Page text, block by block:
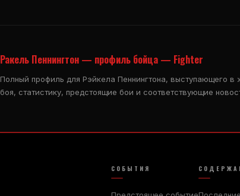
Ракель Пеннингтон — профиль бойца — Fighter
Полный профиль для Рэйкела Пеннингтона, выступающего
боя, статистику, предстоящие бои и соответствующие
СОБЫТИЯ